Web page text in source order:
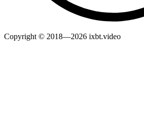
Copyright © 2018—2026 ixbt.video